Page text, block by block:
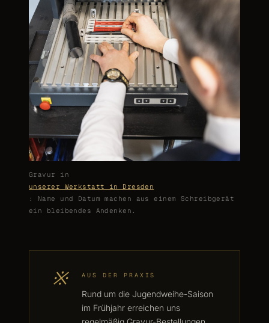
Gravur in
unserer Werkstatt in Dresden
: Name und Datum machen aus einem Schreibgerät
ein bleibendes Andenken.
※ AUS DER PRAXIS
Rund um die Jugendweihe-Saison
im Frühjahr erreichen uns